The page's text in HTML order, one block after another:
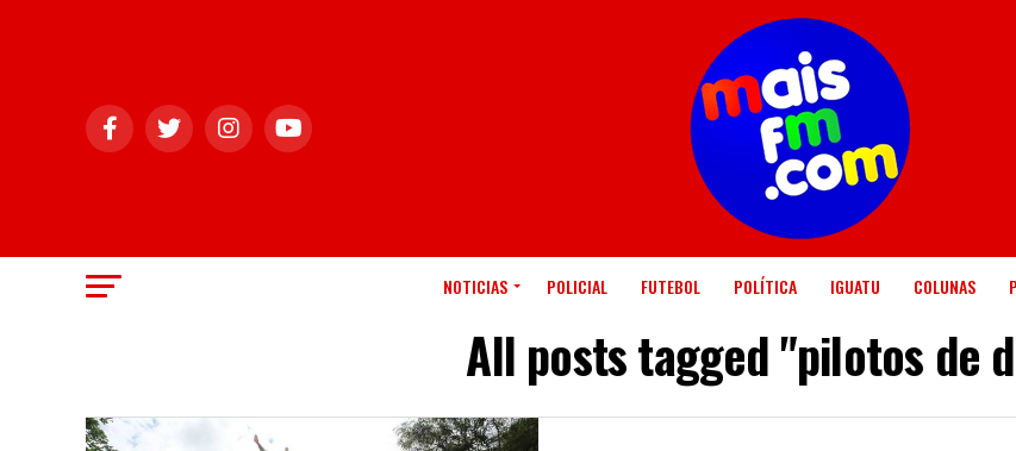
NOTICIAS POLICIAL FUTEBOL POLÍTICA IGUATU COLUNAS
All posts tagged "pilotos de